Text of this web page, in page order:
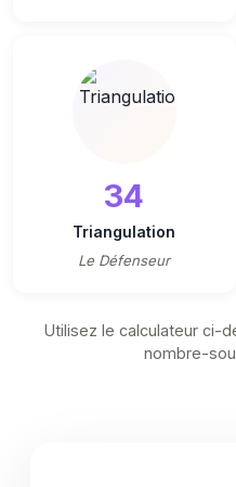
34
Triangulation
Le Défenseur
Utilisez le calculateur ci-
nombre-